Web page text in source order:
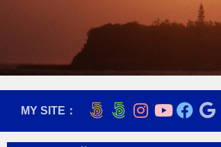
MY SITE：